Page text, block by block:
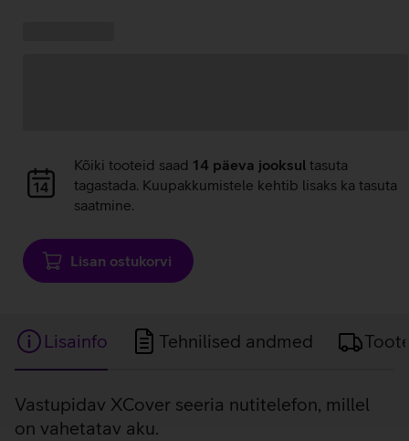
Andmete
laadimine
Kõiki tooteid saad 14 päeva jooksul tasuta
tagastada. Kuupakkumistele kehtib lisaks ka tasuta
saatmine.
Lisan ostukorvi
Lisainfo Tehnilised andmed
Lisainfo
Vastupidav XCover seeria nutitelefon, millel
on vahetatav aku.